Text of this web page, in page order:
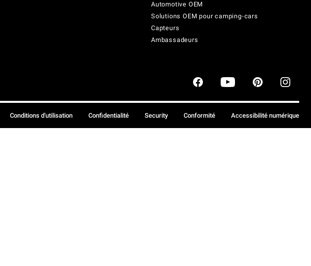
Automotive OEM
Solutions OEM pour camping-cars
Capteurs
Ambassadeurs
Conditions d'utilisation Confidentialité Security Conformité Accessibilité numérique